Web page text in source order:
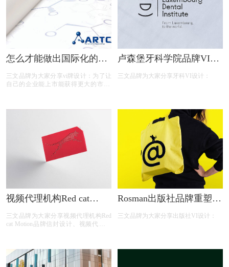
怎么才能做出国际化的VI
三文品牌为大家分享vi牌设计：为了让
自己的企业能上市能获得更大的市场,
是以规范和合规来做的,国外的vi设计则
我们都需要做好借鉴。那么怎么才能做
出国际性的vi设计?
卢森堡牙科学院品牌VI设
三文品牌为大家分享牙科VI设计：
视频代理机构Red cat
三文品牌为大家分享视频代理机构Red
cat Motion品牌信封设计、视频代理机
代理机构Red cat Motion品牌封套设计；
Rosman出版社品牌重塑品
三文品牌为大家分享出版社VI设计：